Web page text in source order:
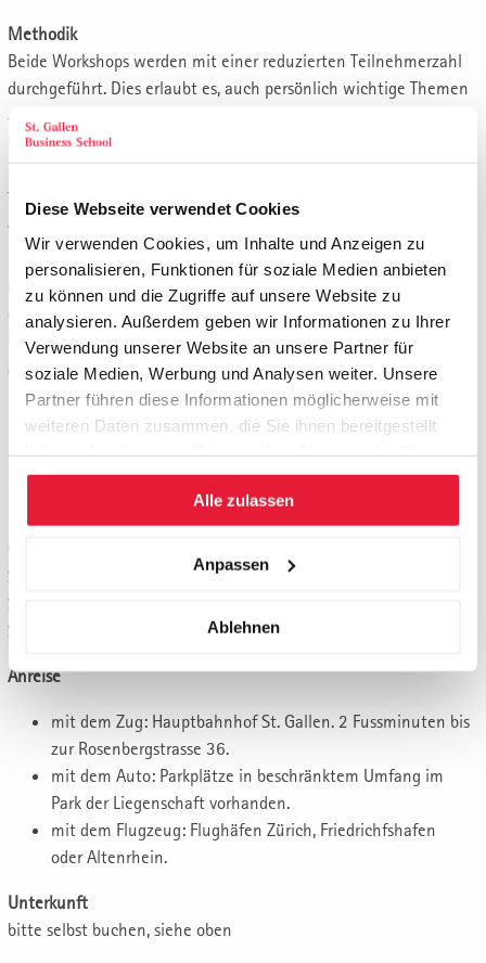
Diese Webseite verwendet Cookies
Wir verwenden Cookies, um Inhalte und Anzeigen zu
personalisieren, Funktionen für soziale Medien anbieten
zu können und die Zugriffe auf unsere Website zu
analysieren. Außerdem geben wir Informationen zu Ihrer
Verwendung unserer Website an unsere Partner für
soziale Medien, Werbung und Analysen weiter. Unsere
Partner führen diese Informationen möglicherweise mit
weiteren Daten zusammen, die Sie ihnen bereitgestellt
gesammelt haben.
Alle zulassen
Anpassen
Ablehnen
Methodik
Beide Workshops werden mit einer reduzierten Teilnehmerzahl
durchgeführt. Dies erlaubt es, auch persönlich wichtige Themen
anzusprechen und optimal vom Wissen und der Erfahrung der
hochkarätigen Dozierenden zu profitieren.
Anreise, Vorbereitung, Wichtiges
Workshop 1 und 2 finden in St. Gallen statt. Eine Vorbereitung
ist nicht nötig. Vergessen Sie nicht, selbst die Unterkunft zu
buchen. Verwenden Sie dazu am besten frühzeitig die
einschlägigen Buchungsportale und buchen Sie eine
Unterkunft in der Stadt St. Gallen oder, falls Sie mit dem Auto
anreisen, im Umfeld (z.B. Appenzell).
Beginn Tag 1:
10.00 Uhr
Ende Tag 1:
18.00 Uhr
Beginn Tag 2:
08.45 Uhr
16.00 Uhr
Studiencenter St. Gallen Business
School, Rosenbergstrasse 36, CH-9000
St. Gallen, Telefon +41 71 225 40 80
Anreise
mit dem Zug: Hauptbahnhof St. Gallen. 2 Fussminuten bis
zur Rosenbergstrasse 36.
mit dem Auto: Parkplätze in beschränktem Umfang im
Park der Liegenschaft vorhanden.
mit dem Flugzeug: Flughäfen Zürich, Friedrichfshafen
oder Altenrhein.
Unterkunft
bitte selbst buchen, siehe oben